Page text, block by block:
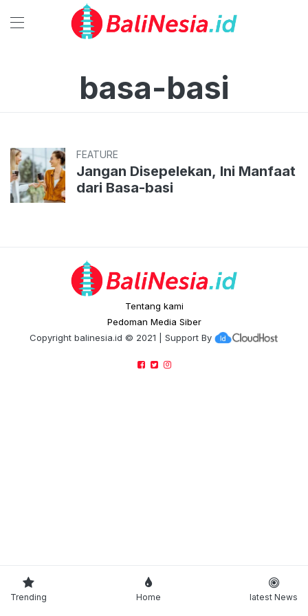
basa-basi
FEATURE
Jangan Disepelekan, Ini Manfaat
dari Basa-basi
Tentang kami
Pedoman Media Siber
Copyright balinesia.id © 2021 | Support By
Trending Home latest News